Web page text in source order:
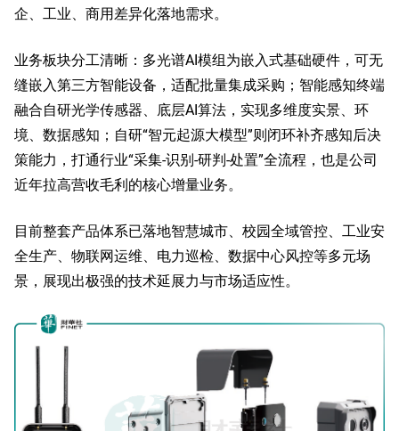
企、工业、商用差异化落地需求。
业务板块分工清晰：多光谱AI模组为嵌入式基础硬件，可无
缝嵌入第三方智能设备，适配批量集成采购；智能感知终端
融合自研光学传感器、底层AI算法，实现多维度实景、环
境、数据感知；自研“智元起源大模型”则闭环补齐感知后决
策能力，打通行业“采集-识别-研判-处置”全流程，也是公司
近年拉高营收毛利的核心增量业务。
目前整套产品体系已落地智慧城市、校园全域管控、工业安
全生产、物联网运维、电力巡检、数据中心风控等多元场
景，展现出极强的技术延展力与市场适应性。